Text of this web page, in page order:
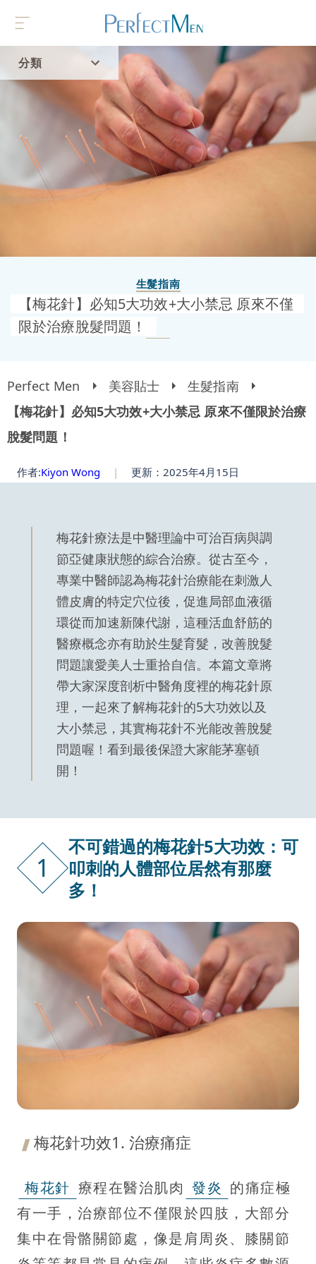
分類
首頁
流行趨勢
生髮指南
【梅花針】必知5大功效+大小禁忌 原來不僅
限於治療脫髮問題！
Perfect Men 美容貼士
生髮指南
【梅花針】必知5大功效+大小禁忌 原來不僅限於治療
脫髮問題！
作者:Kiyon Wong | 更新：2025年4月15日
梅花針療法是中醫理論中可治百病與調
節亞健康狀態的綜合治療。從古至今，
專業中醫師認為梅花針治療能在刺激人
體皮膚的特定穴位後，促進局部血液循
環從而加速新陳代謝，這種活血舒筋的
醫療概念亦有助於生髮育髮，改善脫髮
問題讓愛美人士重拾自信。本篇文章將
帶大家深度剖析中醫角度裡的梅花針原
理，一起來了解梅花針的5大功效以及
大小禁忌，其實梅花針不光能改善脫髮
問題喔！看到最後保證大家能茅塞頓
開！
1
不可錯過的梅花針5大功效：可
叩刺的人體部位居然有那麼
多！
梅花針功效1. 治療痛症
梅花針 療程在醫治肌肉 發炎 的痛症極
有一手，治療部位不僅限於四肢，大部分
集中在骨骼關節處，像是肩周炎、膝關節